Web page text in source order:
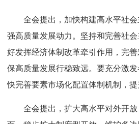
全会提出，加快构建高水平社
强高质量发展动力。坚持和完善社
好发挥经济体制改革牵引作用，完
保高质量发展行稳致远。要充分激
快完善要素市场化配置体制机制，提
全会提出，扩大高水平对外开